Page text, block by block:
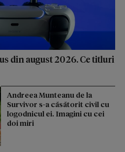
din august 2026. Ce titluri
Andreea Munteanu de la
Survivor s-a căsătorit civil cu
logodnicul ei. Imagini cu cei
doi miri